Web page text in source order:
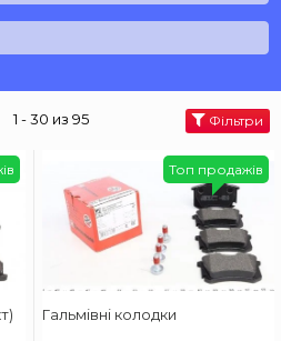
1 - 30 из 95 Фільтри
Гальмівні колодки
Топ продажів